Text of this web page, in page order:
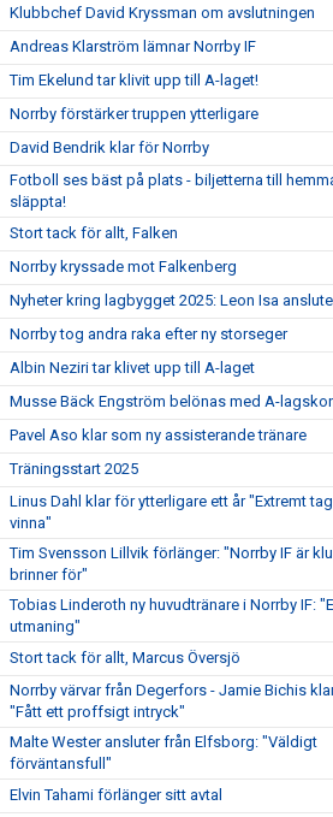
Klubbchef David Kryssman om avslutningen
Andreas Klarström lämnar Norrby IF
Tim Ekelund tar klivit upp till A-laget!
Norrby förstärker truppen ytterligare
David Bendrik klar för Norrby
Fotboll ses bäst på plats - biljetterna till
släppta!
Stort tack för allt, Falken
Norrby kryssade mot Falkenberg
Nyheter kring lagbygget 2025: Leon Isa
Norrby tog andra raka efter ny storseger
Albin Neziri tar klivet upp till A-laget
Musse Bäck Engström belönas med A-
Pavel Aso klar som ny assisterande tränare
Träningsstart 2025
Linus Dahl klar för ytterligare ett år "Extremt
vinna"
Tim Svensson Lillvik förlänger: "Norrby IF är
brinner för"
Tobias Linderoth ny huvudtränare i Norrby IF:
utmaning"
Stort tack för allt, Marcus Översjö
Norrby värvar från Degerfors - Jamie Bichis
"Fått ett proffsigt intryck"
Malte Wester ansluter från Elfsborg: "Väldigt
förväntansfull"
Elvin Tahami förlänger sitt avtal